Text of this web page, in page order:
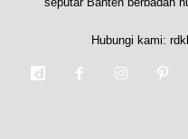
Hubungi kami: